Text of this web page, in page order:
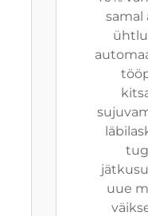
samal
uue